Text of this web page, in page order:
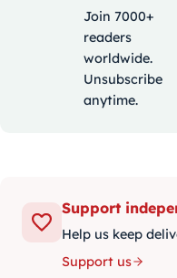
Join 7000+
readers
worldwide.
Unsubscribe
anytime.
Support
Help us keep
Support us